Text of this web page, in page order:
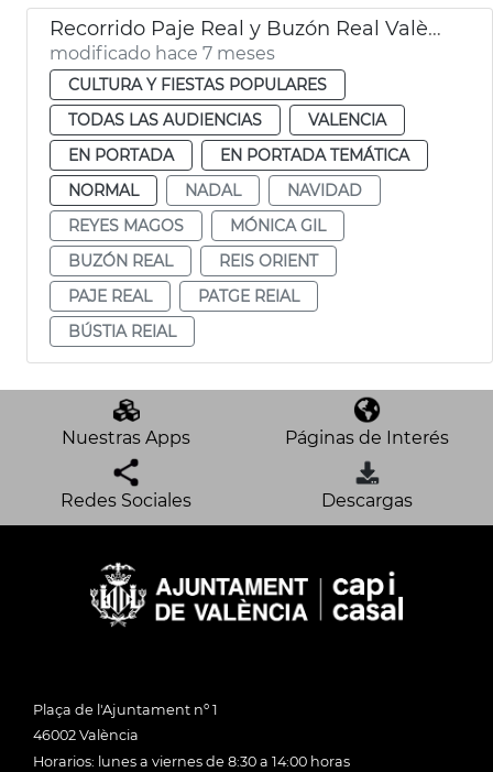
Recorrido Paje Real y Buzón Real València
modificado hace 7 meses
CULTURA Y FIESTAS POPULARES
TODAS LAS AUDIENCIAS
VALENCIA
EN PORTADA
EN PORTADA TEMÁTICA
NORMAL
NADAL
NAVIDAD
REYES MAGOS
MÓNICA GIL
BUZÓN REAL
REIS ORIENT
PAJE REAL
PATGE REIAL
BÚSTIA REIAL
Nuestras Apps Páginas de Interés
Redes Sociales Descargas
Plaça de l'Ajuntament nº 1
46002 València
Horarios: lunes a viernes de 8:30 a 14:00 horas